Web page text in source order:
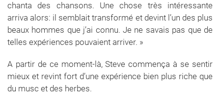
chanta des chansons. Une chose très intéressante
arriva alors: il semblait transformé et devint l’un des plus
beaux hommes que j’ai connu. Je ne savais pas que de
telles expériences pouvaient arriver. »
A partir de ce moment-là, Steve commença à se sentir
mieux et revint fort d’une expérience bien plus riche que
du musc et des herbes.